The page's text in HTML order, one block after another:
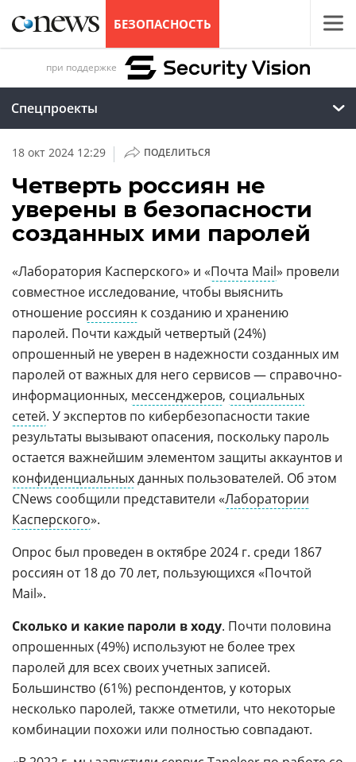
БЕЗОПАСНОСТЬ
при поддержке
Спецпроекты
18 окт 2024 12:29 | ПОДЕЛИТЬСЯ
Четверть россиян не
уверены в безопасности
созданных ими паролей
«Лаборатория Касперского» и «Почта Mail» провели
совместное исследование, чтобы выяснить
отношение россиян к созданию и хранению
паролей. Почти каждый четвертый (24%)
опрошенный не уверен в надежности созданных им
паролей от важных для него сервисов — справочно-
информационных, мессенджеров, социальных
сетей. У экспертов по кибербезопасности такие
результаты вызывают опасения, поскольку пароль
остается важнейшим элементом защиты аккаунтов и
конфиденциальныхданных пользователей. Об этом
CNews сообщили представители «Лаборатории
Касперского».
Опрос был проведен в октябре 2024 г. среди 1867
россиян от 18 до 70 лет, пользующихся «Почтой
Mail».
Сколько и какие пароли в ходу. Почти половина
опрошенных (49%) используют не более трех
паролей для всех своих учетных записей.
Большинство (61%) респондентов, у которых
несколько паролей, также отметили, что некоторые
комбинации похожи или полностью совпадают.